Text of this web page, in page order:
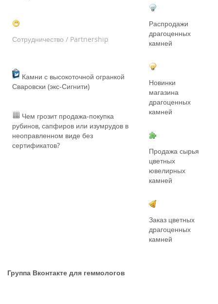
Сотрудничество / Partnership
Камни с высокоточной огранкой
Сваровски (экс-Сигнити)
Чем грозит продажа-покупка
рубинов, сапфиров или изумрудов в
неоправленном виде без
сертификатов?
Распродажи
драгоценных
камней
Новинки
магазина
драгоценных
камней
Продажа сырья
цветных
ювелирных
камней
Заказ цветных
драгоценных
камней
Группа Вконтакте для геммологов